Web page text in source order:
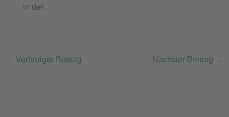
in der…
← Vorheriger Beitrag Nächster Beitrag →